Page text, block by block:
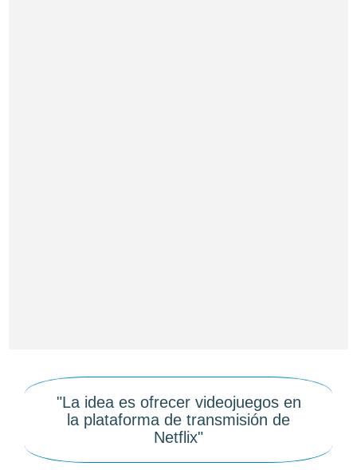
"La idea es ofrecer videojuegos en
la plataforma de transmisión de
Netflix"